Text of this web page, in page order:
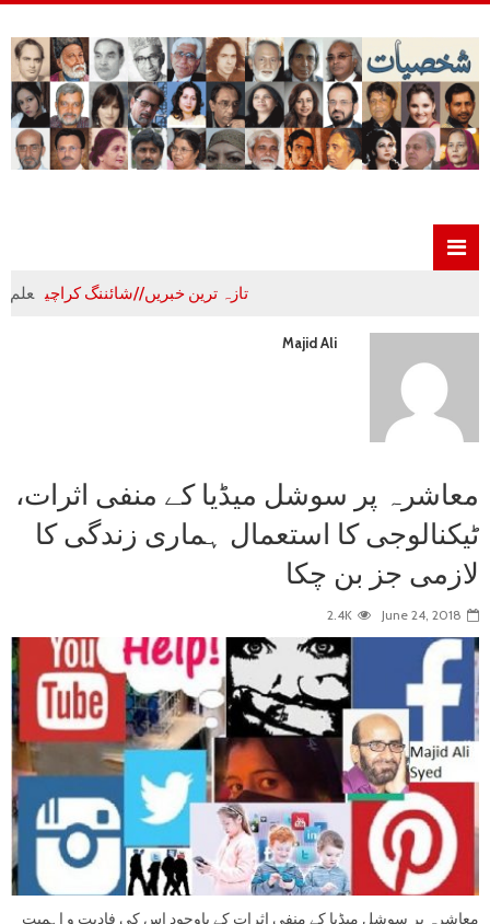
تازہ ترین خبریں//شائننگ کراچی علم،ادب و
Majid Ali
معاشرہ پر سوشل میڈیا کے منفی اثرات،
ٹیکنالوجی کا استعمال ہماری زندگی کا
لازمی جز بن چکا
June 24, 2018
2.4K
معاشرہ پر سوشل میڈیا کے منفی اثرات کے باوجود اس کی فادیت و اہمیت